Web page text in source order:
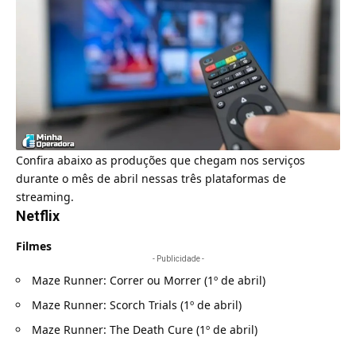
Confira abaixo as produções que chegam nos serviços
durante o mês de abril nessas três plataformas de
streaming.
Netflix
Filmes
- Publicidade -
Maze Runner: Correr ou Morrer (1º de abril)
Maze Runner: Scorch Trials (1º de abril)
Maze Runner: The Death Cure (1º de abril)